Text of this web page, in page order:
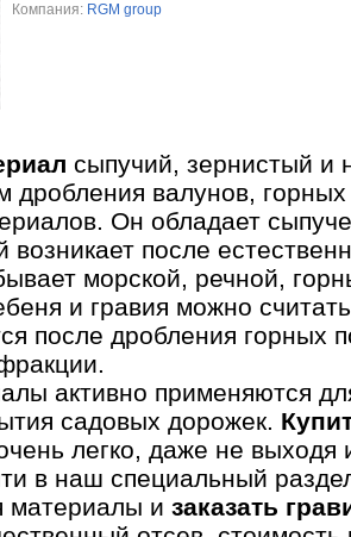
Компания: RGM group
сыпучий, зернистый и
дробления валунов,
Он обладает
возникает после
морской, речной,
и гравия можно
после дробления горных
активно применяются
садовых дорожек.
легко, даже не выходя
в наш специальный
материалы и заказать